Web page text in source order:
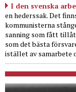
I den svenska
en hederssak. Det
kommunisterna
sanning som fått
som det bästa
istället av samarbete